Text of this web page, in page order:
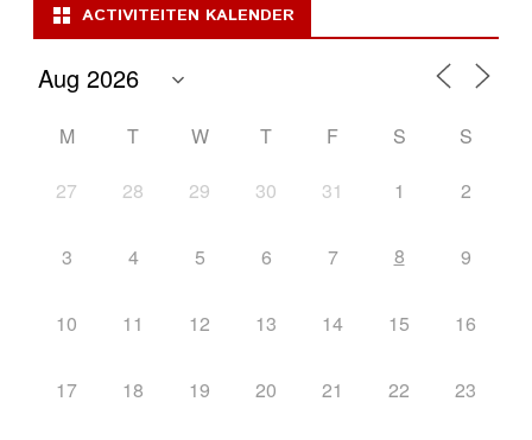
ACTIVITEITEN KALENDER
M T W T F S
S
27
28 29 30 31 1 2
3 4 5 6 7 8 9
10 11 12 13 14 15 16
17 18 19 20 21 22 23